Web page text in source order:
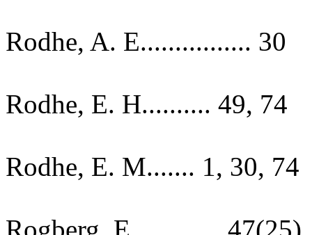
Rodhe, A. E................ 30
Rodhe, E. H.......... 49, 74
Rodhe, E. M....... 1, 30, 74